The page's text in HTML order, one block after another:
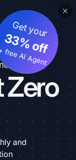
Zero
Get your
33% off
free AI Agent
and